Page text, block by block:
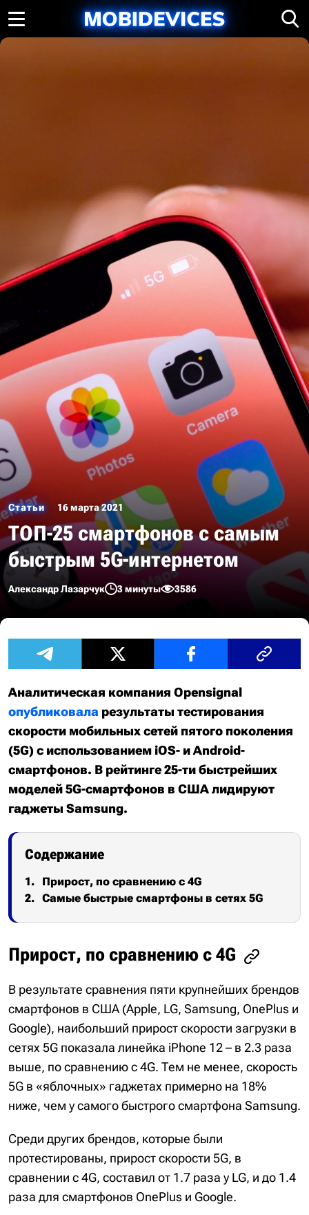
Статьи 16 марта 2021
ТОП-25 смартфонов с самым
быстрым 5G-интернетом
Александр Лазарчук 3 минуты 3586
Аналитическая компания Opensignal
опубликовала результаты тестирования
скорости мобильных сетей пятого поколения
(5G) с использованием iOS- и Android-
смартфонов. В рейтинге 25-ти быстрейших
моделей 5G-смартфонов в США лидируют
гаджеты Samsung.
Содержание
Прирост, по сравнению с 4G
Самые быстрые смартфоны в сетях 5G
Прирост, по сравнению с 4G
В результате сравнения пяти крупнейших брендов
смартфонов в США (Apple, LG, Samsung, OnePlus и
Google), наибольший прирост скорости загрузки в
сетях 5G показала линейка iPhone 12 – в 2.3 раза
выше, по сравнению с 4G. Тем не менее, скорость
5G в «яблочных» гаджетах примерно на 18%
ниже, чем у самого быстрого смартфона Samsung.
Среди других брендов, которые были
протестированы, прирост скорости 5G, в
сравнении с 4G, составил от 1.7 раза у LG, и до 1.4
раза для смартфонов OnePlus и Google.